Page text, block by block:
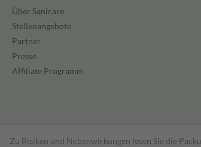
Über Sanicare
Stellenangebote
Partner
Presse
Affiliate Programm
Zu Risiken und Nebenwirkungen lesen Sie die